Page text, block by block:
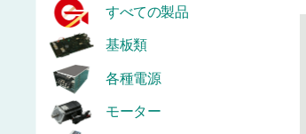
すべての製品
基板類
各種電源
モーター